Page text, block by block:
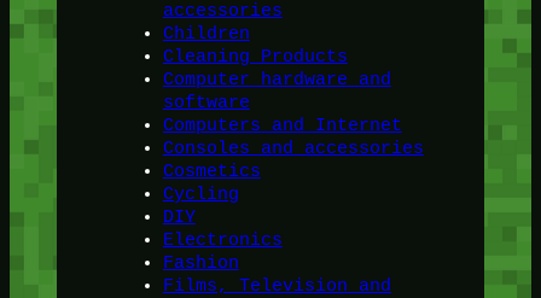
accessories
Children
Cleaning Products
Computer hardware and
software
Computers and Internet
Consoles and accessories
Cosmetics
Cycling
DIY
Electronics
Fashion
Films, Television and